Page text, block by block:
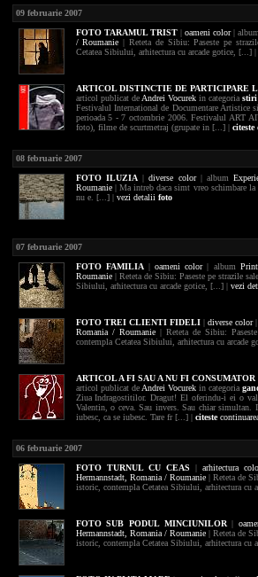
09 februarie 2007
FOTO TARAMUL TRIST| oameni color| album
/ Roumanie | Reteta de Sibiu: Paseste pe
Cetatea Sibiului, arhitectura cu arcade gotice, [...] |
ARTICOL DISTINCTIE DE PARTICIPARE
articol publicat de Andrei Vocurekin categoria stiri
Festivalul International de Documentare Artistice
perioada 5 - 7 octombrie 2006. Festivalul ART
foto), filme de scurtmetraj (grupate in [...] | citeste
08 februarie 2007
FOTO ILUZIA|diverse color| album
Roumanie| Ma intreb daca simt vreo schimbare
nu e. [...] | vezi detalii foto
07 februarie 2007
FOTO FAMILIA|oameni color| album
Roumanie| Reteta de Sibiu: Paseste pe strazile
Sibiului, arhitectura cu arcade gotice, [...] | vezi
FOTO TREI CLIENTI FIDELI|diverse color|
Romania / Roumanie| Reteta de Sibiu:
contempla Cetatea Sibiului, arhitectura cu arcade
ARTICOL A FI SAU A NU FI
articol publicat de Andrei Vocurekin categoria
Ziua Indragostitilor. Dragut! El oferindu-i ei o
Valentin, o ceva. Sau invers. Sau chiar
iubesc, ca se iubesc. Tare fr [...] | citeste
06 februarie 2007
FOTO TURNUL CU CEAS |arhitectura
Hermannstadt, Romania / Roumanie| Reteta de
istoric, contempla Cetatea Sibiului, arhitectura cu
FOTO SUB PODUL MINCIUNILOR|
Hermannstadt, Romania / Roumanie| Reteta de
istoric, contempla Cetatea Sibiului, arhitectura cu